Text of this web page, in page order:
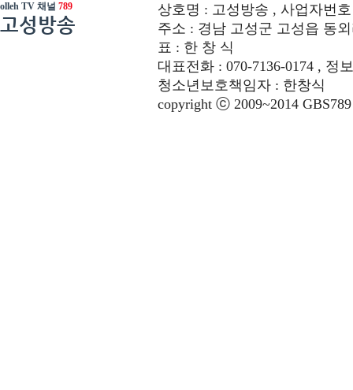
olleh TV 채널 789
고성방송
상호명 : 고성방송 , 사업자번호
주소 : 경남 고성군 고성읍 동외
표 : 한 창 식
대표전화 : 070-7136-0174 , 정
청소년보호책임자 : 한창식
copyright ⓒ 2009~2014